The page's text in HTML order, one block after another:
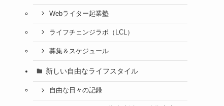
Webライター起業塾
ライフチェンジラボ（LCL）
募集＆スケジュール
新しい自由なライフスタイル
自由な日々の記録